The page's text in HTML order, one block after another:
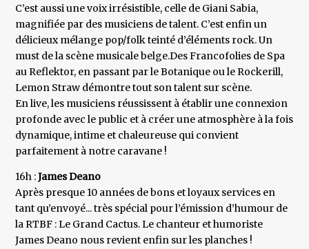
C’est aussi une voix irrésistible, celle de Giani Sabia,
magnifiée par des musiciens de talent. C’est enfin un
délicieux mélange pop/folk teinté d’éléments rock. Un
must de la scène musicale belge.Des Francofolies de Spa
au Reflektor, en passant par le Botanique ou le Rockerill,
Lemon Straw démontre tout son talent sur scène.
En live, les musiciens réussissent à établir une connexion
profonde avec le public et à créer une atmosphère à la fois
dynamique, intime et chaleureuse qui convient
parfaitement à notre caravane !
16h :James Deano
Après presque 10 années de bons et loyaux services en
tant qu’envoyé... très spécial pour l’émission d’humour de
la RTBF : Le Grand Cactus. Le chanteur et humoriste
James Deano nous revient enfin sur les planches !